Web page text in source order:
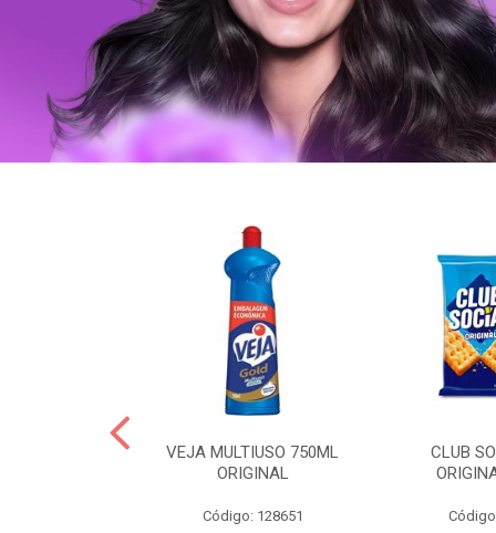
VEJA MULTIUSO 750ML
ORIGINAL
Código: 128651
CLUB